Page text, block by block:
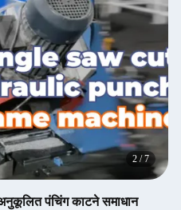
2 /7
पंचिंग काटने समाधान